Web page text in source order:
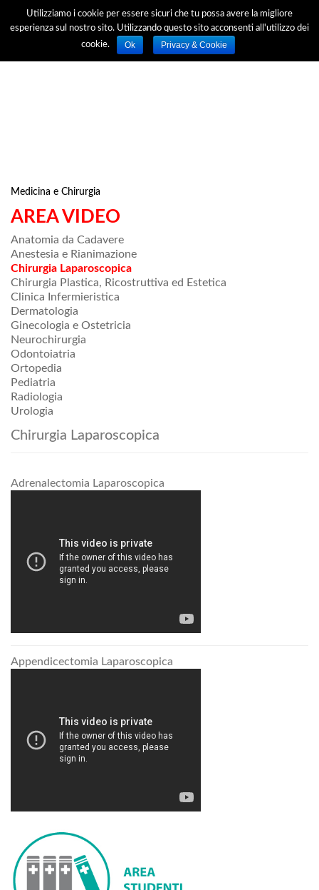
Medicina e Chirurgia
AREA VIDEO
Anatomia da Cadavere
Anestesia e Rianimazione
Chirurgia Laparoscopica
Chirurgia Plastica, Ricostruttiva ed Estetica
Clinica Infermieristica
Dermatologia
Ginecologia e Ostetricia
Neurochirurgia
Odontoiatria
Ortopedia
Pediatria
Radiologia
Urologia
Chirurgia Laparoscopica
Adrenalectomia Laparoscopica
Appendicectomia Laparoscopica
Utilizziamo i cookie per essere sicuri che tu possa avere la migliore
esperienza sul nostro sito. Utilizzando questo sito acconsenti all'utilizzo dei
cookie.
Ok Privacy & Cookie